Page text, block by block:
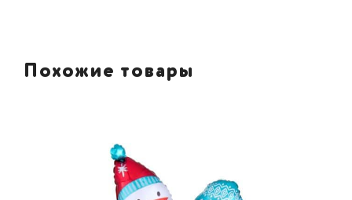
Похожие товары